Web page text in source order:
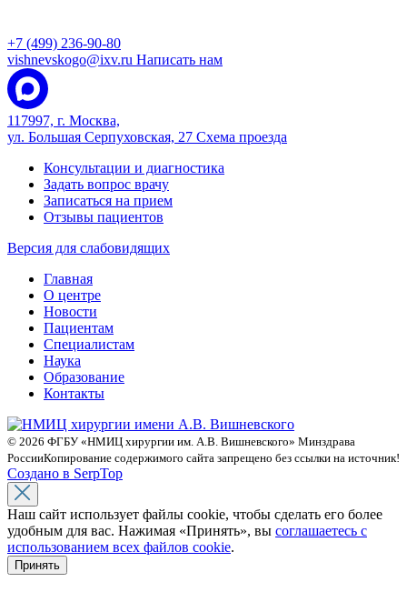
+7 (499) 236-90-80
vishnevskogo@ixv.ru Написать нам
117997, г. Москва,
ул. Большая Серпуховская, 27 Схема проезда
Консультации и диагностика
Задать вопрос врачу
Записаться на прием
Отзывы пациентов
Версия для слабовидящих
Главная
О центре
Новости
Пациентам
Специалистам
Наука
Образование
Контакты
© 2026 ФГБУ «НМИЦ хирургии им. А.В. Вишневского» Минздрава
РоссииКопирование содержимого сайта запрещено без ссылки на источник!
Создано в SerpTop
Наш сайт использует файлы cookie, чтобы сделать его более
удобным для вас. Нажимая «Принять», вы соглашаетесь с
использованием всех файлов cookie.
Принять